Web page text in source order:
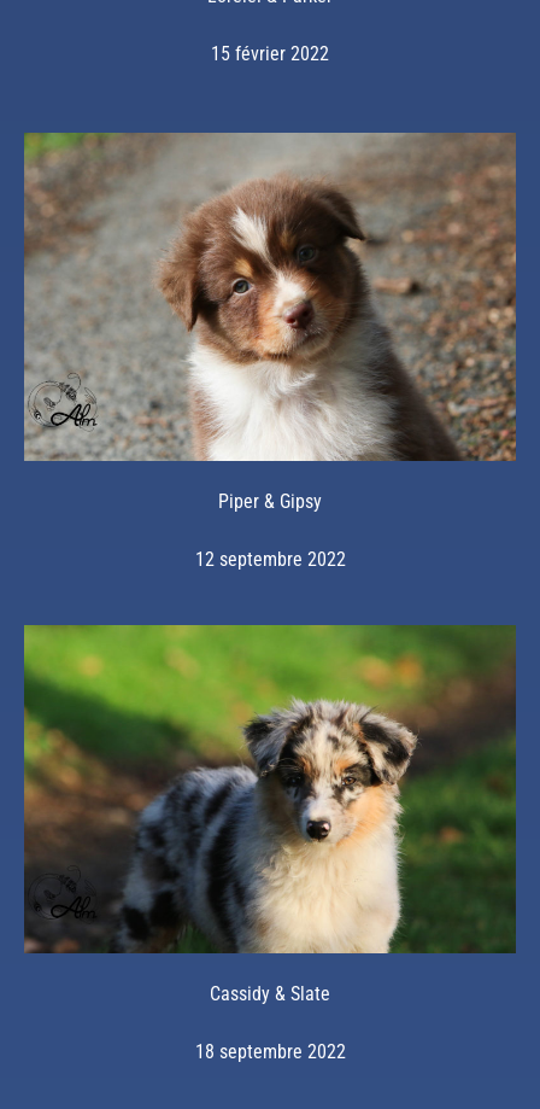
15 février 2022
Piper & Gipsy
12 septembre 2022
Cassidy & Slate
18 septembre 2022